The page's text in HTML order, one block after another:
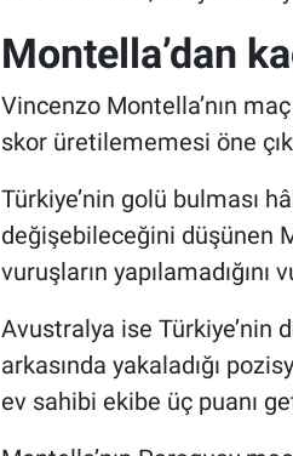
Montella’dan
Vincenzo Montella’nın
skor üretilememesi öne
Türkiye’nin golü bulması
değişebileceğini düşünen
vuruşların yapılamadığını
Avustralya ise Türkiye’nin
arkasında yakaladığı
ev sahibi ekibe üç puanı